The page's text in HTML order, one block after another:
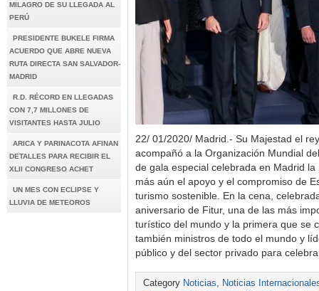
MILAGRO DE SU LLEGADA AL
PERÚ
PRESIDENTE BUKELE FIRMA
ACUERDO QUE ABRE NUEVA
RUTA DIRECTA SAN SALVADOR-
MADRID
R.D. RÉCORD EN LLEGADAS
CON 7,7 MILLONES DE
VISITANTES HASTA JULIO
ARICA Y PARINACOTA AFINAN
DETALLES PARA RECIBIR EL
XLII CONGRESO ACHET
UN MES CON ECLIPSE Y
LLUVIA DE METEOROS
22/ 01/2020/ Madrid.- Su Majestad el
acompañó a la Organización Mundial
de gala especial celebrada en Madrid
más aún el apoyo y el compromiso de
turismo sostenible. En la cena,
aniversario de Fitur, una de las más
turístico del mundo y la primera que se
también ministros de todo el mundo y
público y del sector privado para
Category Noticias, Noticias